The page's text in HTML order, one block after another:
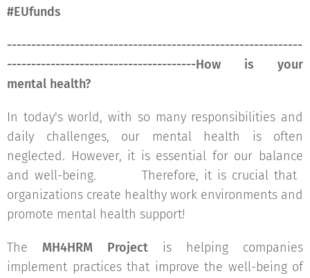
#EUfunds
-------------------------------------------------------------
---------------------------------------How is your
mental health?
In today's world, with so many responsibilities and
daily challenges, our mental health is often
neglected. However, it is essential for our balance
and well-being. 🧘‍♀️✨ Therefore, it is crucial that
organizations create healthy work environments and
promote mental health support!
The MH4HRM Project is helping companies
implement practices that improve the well-being of